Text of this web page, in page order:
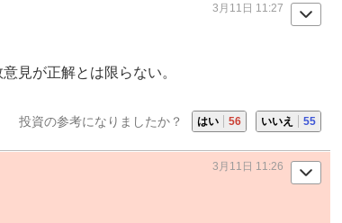
3月11日 11:27
見が正解とは限らない。
投資の参考になりましたか？ はい 56 いいえ 55
3月11日 11:26